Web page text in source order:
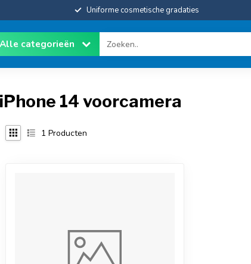
Uniforme cosmetische gradaties
Alle categorieën
14 voorcamera
1 Producten